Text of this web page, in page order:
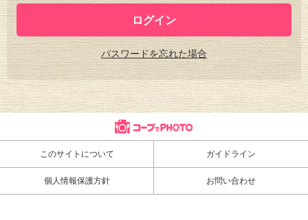
パスワードを忘れた場合
このサイトについて ガイドライン
個人情報保護方針 お問い合わせ